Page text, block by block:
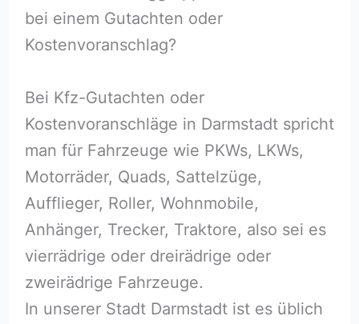
bei einem Gutachten oder
Kostenvoranschlag?
Bei Kfz-Gutachten oder
Kostenvoranschläge in Darmstadt spricht
man für Fahrzeuge wie PKWs, LKWs,
Motorräder, Quads, Sattelzüge,
Aufflieger, Roller, Wohnmobile,
Anhänger, Trecker, Traktore, also sei es
vierrädrige oder dreirädrige oder
zweirädrige Fahrzeuge.
In unserer Stadt Darmstadt ist es üblich